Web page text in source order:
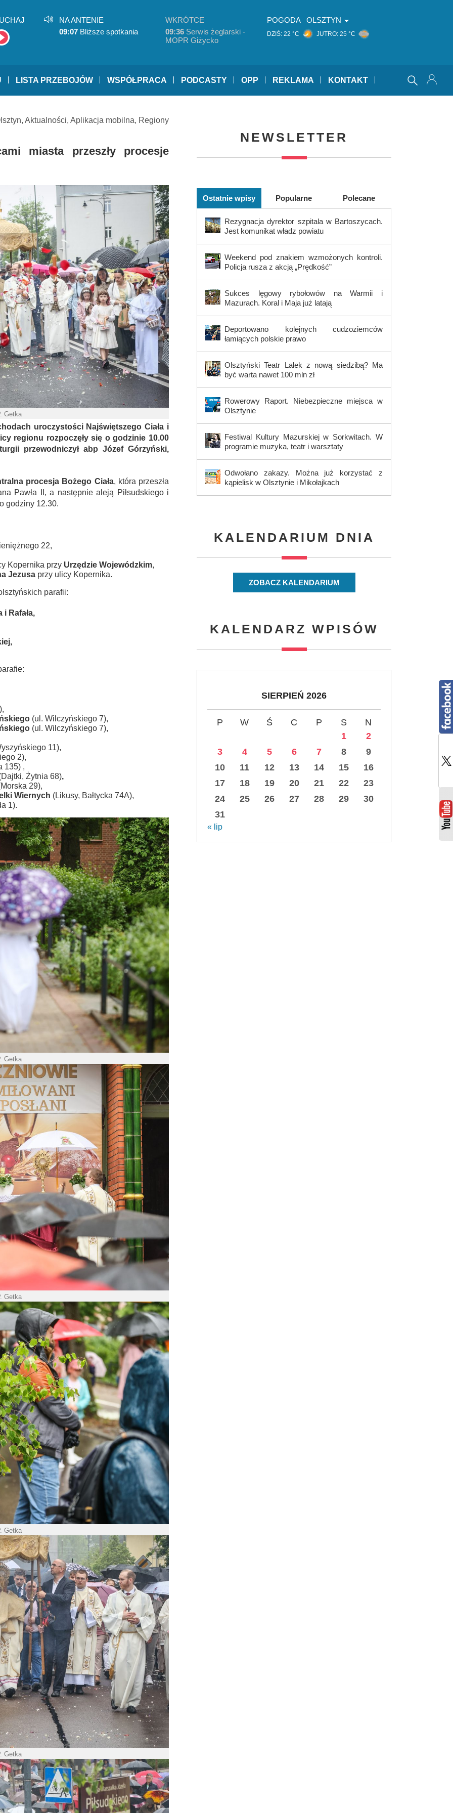
NA ANTENIE
09:07 Bliższe spotkania
WKRÓTCE
09:36 Serwis żeglarski -
MOPR Giżycko
POGODA OLSZTYN
DZIŚ: 22 °C JUTRO: 25 °C
LISTA PRZEBOJÓW WSPÓŁPRACA PODCASTY OPP REKLAMA KONTAKT
, Aktualności, Aplikacja mobilna, Regiony
miasta przeszły procesje
Getka
uroczystości Najświętszego Ciała i
regionu rozpoczęły się o godzinie 10.00
przewodniczył abp Józef Górzyński,
procesja Bożego Ciała, która przeszła
Pawła II, a następnie aleją Piłsudskiego i
godziny 12.30.
22,
Kopernika przy Urzędzie Wojewódzkim,
Jezusa przy ulicy Kopernika.
parafii:
i Rafała,
(ul. Wilczyńskiego 7),
(ul. Wilczyńskiego 7),
11),
2),
135) ,
Żytnia 68),
29),
Wiernych (Likusy, Bałtycka 74A),
1).
Getka
Getka
Getka
Getka
NEWSLETTER
Ostatnie wpisy Popularne Polecane
Rezygnacja dyrektor szpitala w Bartoszycach.
Jest komunikat władz powiatu
Weekend pod znakiem wzmożonych kontroli.
Policja rusza z akcją „Prędkość”
Sukces lęgowy rybołowów na Warmii i
Mazurach. Koral i Maja już latają
Deportowano kolejnych cudzoziemców
łamiących polskie prawo
Olsztyński Teatr Lalek z nową siedzibą? Ma
być warta nawet 100 mln zł
Rowerowy Raport. Niebezpieczne miejsca w
Olsztynie
Festiwal Kultury Mazurskiej w Sorkwitach. W
programie muzyka, teatr i warsztaty
Odwołano zakazy. Można już korzystać z
kąpielisk w Olsztynie i Mikołajkach
KALENDARIUM DNIA
ZOBACZ KALENDARIUM
KALENDARZ WPISÓW
SIERPIEŃ 2026
P W Ś C P S
N
1
2
3
4 5 6 7 8
9
10
11 12 13 14 15
16
17
18 19 20 21 22
23
24
25 26 27 28 29
30
31
« lip